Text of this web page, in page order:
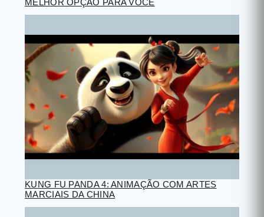
KUNG FU PANDA 4: ANIMAÇÃO COM ARTES
MARCIAIS DA CHINA